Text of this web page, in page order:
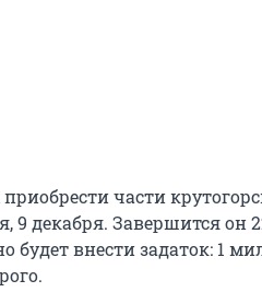
части
9 декабря. Завершится он
будет внести задаток: 1